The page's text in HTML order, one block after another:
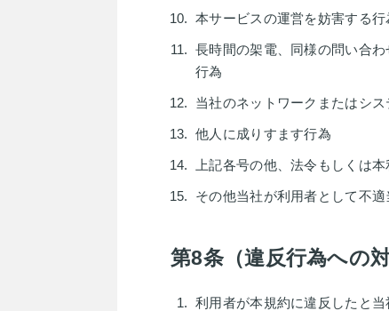
本サービスの運営を妨害する
長時間の架電、同様の問い合
行為
当社のネットワークまたはシ
他人に成りすます行為
上記各号の他、法令もしくは
その他当社が利用者として不
第8条（違反行為への対
利用者が本規約に違反したと